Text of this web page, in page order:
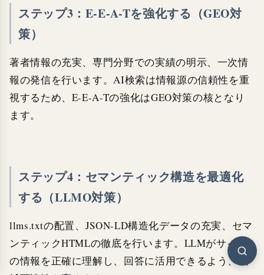
ステップ3：E-E-A-Tを強化する（GEO対
策）
著者情報の充実、専門分野での実績の明示、一次情
報の発信を行います。AI検索は情報源の信頼性を重
視するため、E-E-A-Tの強化はGEO対策の核となり
ます。
ステップ4：セマンティック構造を最適化
する（LLMO対策）
llms.txtの配置、JSON-LD構造化データの充実、セマ
ンティックHTMLの徹底を行います。LLMがサイト
の情報を正確に理解し、回答に活用できるよう、機